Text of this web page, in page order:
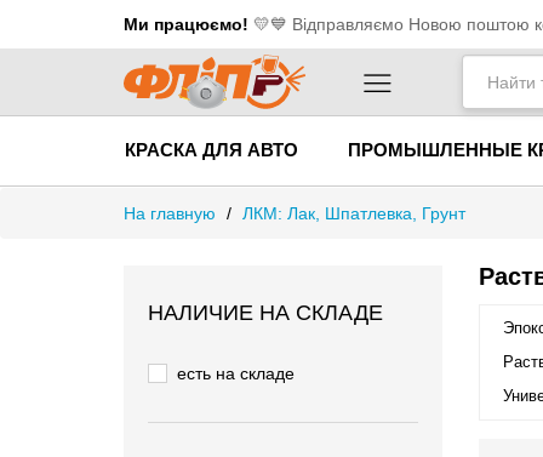
Ми працюємо! 💛​💙 Відправляємо Новою поштою
КРАСКА ДЛЯ АВТО ПРОМЫШЛЕННЫЕ
На главную / ЛКМ: Лак, Шпатлевка, Грунт
НАЛИЧИЕ НА СКЛАДЕ
есть на складе